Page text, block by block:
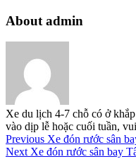
About admin
Xe du lịch 4-7 chỗ có ở
vào dịp lễ hoặc cuối tuần,
Previous Xe đón rước sân
Next Xe đón rước sân bay